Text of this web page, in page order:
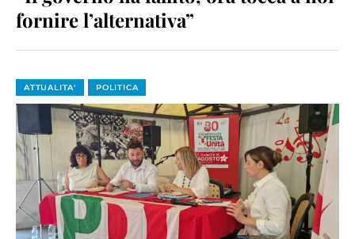
fornire l’alternativa”
ATTUALITA' POLITICA